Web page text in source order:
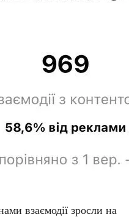
взаємодії зросли на